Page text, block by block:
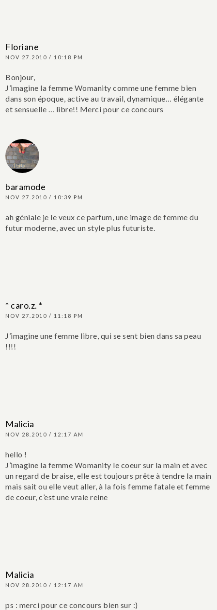
Floriane
NOV 27.2010 / 10:18 PM
Bonjour,
J’imagine la femme Womanity comme une femme bien
dans son époque, active au travail, dynamique… élégante
et sensuelle … libre!! Merci pour ce concours
baramode
NOV 27.2010 / 10:39 PM
ah géniale je le veux ce parfum, une image de femme du
futur moderne, avec un style plus futuriste.
* caro.z. *
NOV 27.2010 / 11:18 PM
J’imagine une femme libre, qui se sent bien dans sa peau
!!!!
Malicia
NOV 28.2010 / 12:17 AM
hello !
J’imagine la femme Womanity le coeur sur la main et avec
un regard de braise, elle est toujours prête à tendre la main
mais sait ou elle veut aller, à la fois femme fatale et femme
de coeur, c’est une vraie reine
Malicia
NOV 28.2010 / 12:17 AM
ps : merci pour ce concours bien sur :)